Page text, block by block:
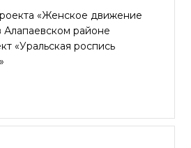
«Женское движение
районе
«Уральская роспись